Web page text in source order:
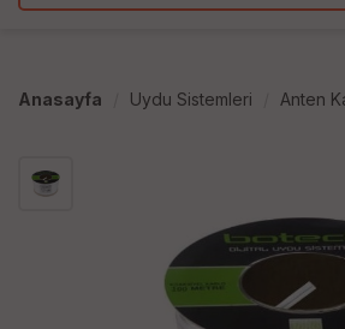
Anasayfa Uydu Sistemleri Anten